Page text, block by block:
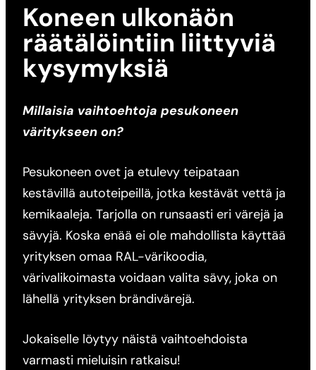
Koneen ulkonäön
räätälöintiin liittyviä
kysymyksiä
Millaisia vaihtoehtoja pesukoneen
väritykseen on?
Pesukoneen ovet ja etulevy teipataan
kestävillä autoteipeillä, jotka kestävät vettä ja
kemikaaleja. Tarjolla on runsaasti eri värejä ja
sävyjä. Koska enää ei ole mahdollista käyttää
yrityksen omaa RAL-värikoodia,
värivalikoimasta voidaan valita sävy, joka on
lähellä yrityksen brändivärejä.
Jokaiselle löytyy näistä vaihtoehdoista
varmasti mieluisin ratkaisu!